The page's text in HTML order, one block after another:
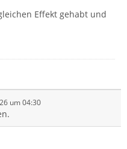
Effekt gehabt und
um 04:30